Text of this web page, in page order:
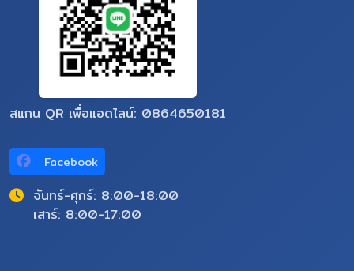
สแกน QR เพื่อแอดไลน์: 0864650181
Facebook
จันทร์-ศุกร์: 8:00-18:00
เสาร์: 8:00-17:00